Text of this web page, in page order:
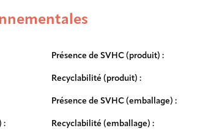
Présence de SVHC (produit) :
Recyclabilité (produit) :
Présence de SVHC (emballage) :
: Recyclabilité (emballage) :